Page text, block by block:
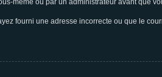
même ou par un administrateur avant que
fourni une adresse incorrecte ou que le